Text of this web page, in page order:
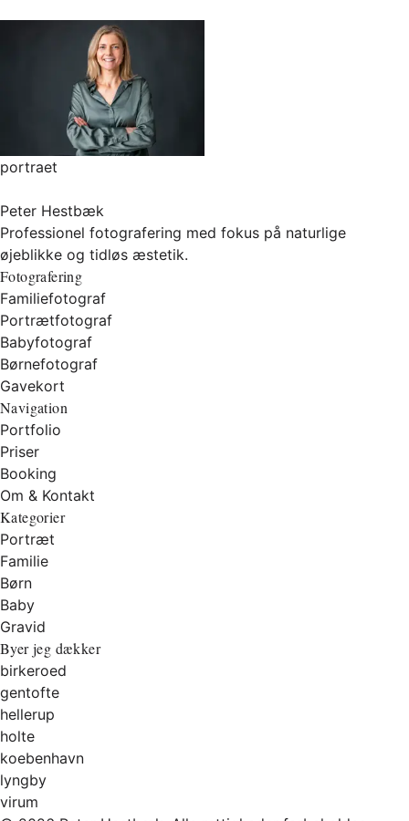
portraet
Peter Hestbæk
Professionel fotografering med fokus på naturlige
øjeblikke og tidløs æstetik.
Fotografering
Familiefotograf
Portrætfotograf
Babyfotograf
Børnefotograf
Gavekort
Navigation
Portfolio
Priser
Booking
Om & Kontakt
Kategorier
Portræt
Familie
Børn
Baby
Gravid
Byer jeg dækker
birkeroed
gentofte
hellerup
holte
koebenhavn
lyngby
virum